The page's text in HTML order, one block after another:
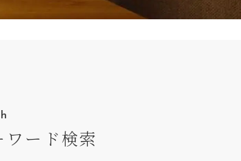
ワード検索